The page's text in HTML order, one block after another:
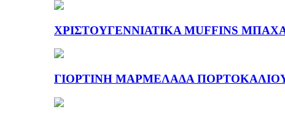
ΧΡΙΣΤΟΥΓΕΝΝΙΑΤΙΚΑ MUFFINS
ΓΙΟΡΤΙΝΗ ΜΑΡΜΕΛΑΔΑ